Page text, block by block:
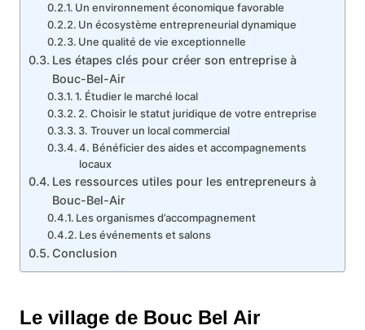
Un environnement économique favorable
Un écosystème entrepreneurial dynamique
Une qualité de vie exceptionnelle
Les étapes clés pour créer son entreprise à
Bouc-Bel-Air
1. Étudier le marché local
2. Choisir le statut juridique de votre entreprise
3. Trouver un local commercial
4. Bénéficier des aides et accompagnements
locaux
Les ressources utiles pour les entrepreneurs à
Bouc-Bel-Air
Les organismes d’accompagnement
Les événements et salons
Conclusion
Le village de Bouc Bel Air